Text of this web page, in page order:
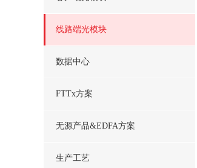
线路端光模块
数据中心
FTTx方案
无源产品&EDFA方案
生产工艺